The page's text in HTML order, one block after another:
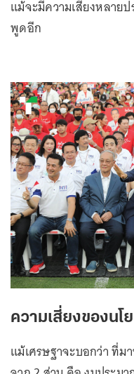
แม้จะมีความเสี่ยงหลาย
พูดอีก
ความเสี่ยงของน
แม้เศรษฐาจะบอกว่า ที่ม